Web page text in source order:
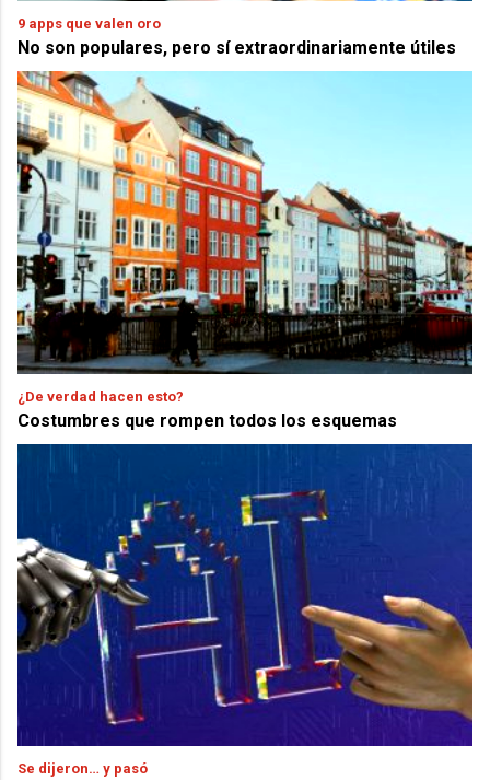
9 apps que valen oro
No son populares, pero sí extraordinariamente útiles
¿De verdad hacen esto?
Costumbres que rompen todos los esquemas
Se dijeron… y pasó